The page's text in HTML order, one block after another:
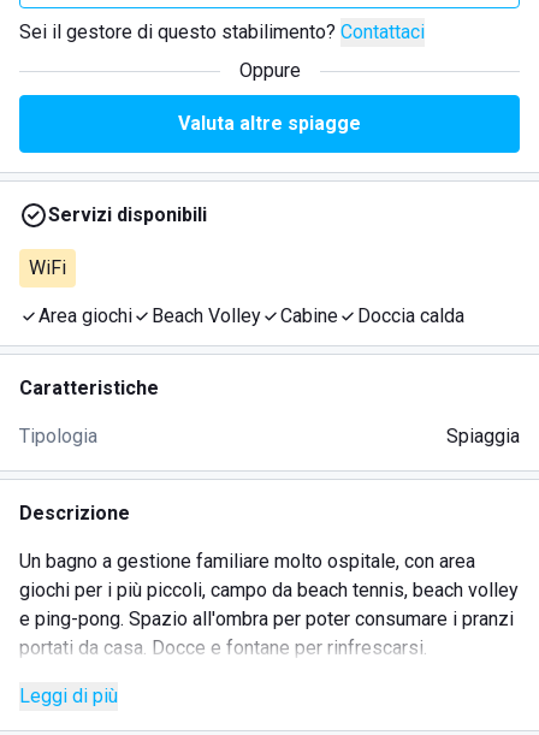
Sei il gestore di questo stabilimento? Contattaci
Oppure
Valuta altre spiagge
Servizi disponibili
WiFi
Area giochi Beach Volley Cabine Doccia calda
Caratteristiche
Tipologia Spiaggia
Descrizione
Un bagno a gestione familiare molto ospitale, con area
giochi per i più piccoli, campo da beach tennis, beach volley
e ping-pong. Spazio all'ombra per poter consumare i pranzi
portati da casa. Docce e fontane per rinfrescarsi.
Leggi di più